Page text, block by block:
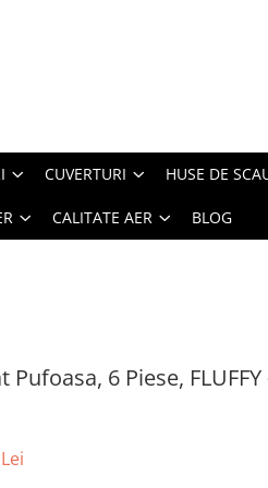
CUVERTURI HUSE DE
CALITATE AER BLOG
Pufoasa, 6 Piese,